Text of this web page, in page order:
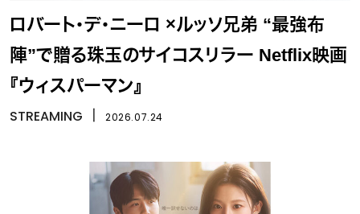
ロバート・デ・ニーロ ×ルッソ兄弟 “最強布
陣”で贈る珠玉のサイコスリラー Netflix映画
『ウィスパーマン』
STREAMING 2026.07.24